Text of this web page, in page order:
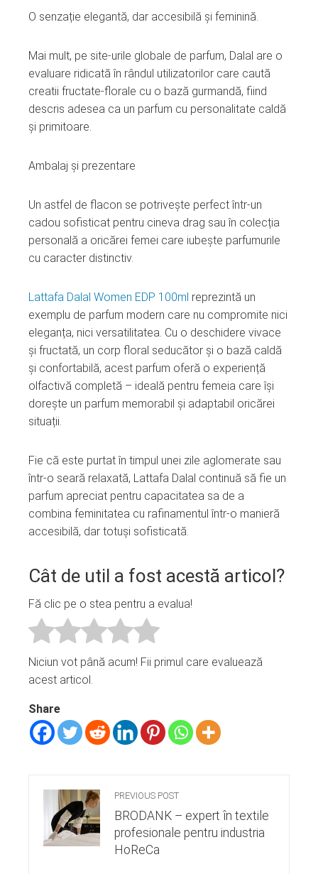
O senzație elegantă, dar accesibilă și feminină.
Mai mult, pe site‑urile globale de parfum, Dalal are o
evaluare ridicată în rândul utilizatorilor care caută
creatii fructate‑florale cu o bază gurmandă, fiind
descris adesea ca un parfum cu personalitate caldă
și primitoare.
Ambalaj și prezentare
Un astfel de flacon se potrivește perfect într‑un
cadou sofisticat pentru cineva drag sau în colecția
personală a oricărei femei care iubește parfumurile
cu caracter distinctiv.
Lattafa Dalal Women EDP 100ml reprezintă un
exemplu de parfum modern care nu compromite nici
eleganța, nici versatilitatea. Cu o deschidere vivace
și fructată, un corp floral seducător și o bază caldă
și confortabilă, acest parfum oferă o experiență
olfactivă completă – ideală pentru femeia care își
dorește un parfum memorabil și adaptabil oricărei
situații.
Fie că este purtat în timpul unei zile aglomerate sau
într‑o seară relaxată, Lattafa Dalal continuă să fie un
parfum apreciat pentru capacitatea sa de a
combina feminitatea cu rafinamentul într‑o manieră
accesibilă, dar totuși sofisticată.
Cât de util a fost acestă articol?
Fă clic pe o stea pentru a evalua!
Niciun vot până acum! Fii primul care evaluează
acest articol.
Share
PREVIOUS POST
BRODANK – expert în textile
profesionale pentru industria
HoReCa